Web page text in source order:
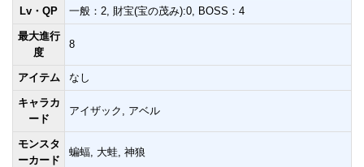
Lv・QP 一般：2, 財宝(宝の茂み):0, BOSS：4
最大進行
度
8
アイテム なし
キャラカ
ード
アイザック, アベル
モンスタ
ーカード
蝙蝠, 大蛙, 神狼